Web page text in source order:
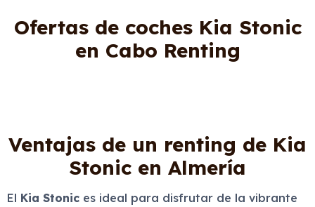
Ofertas de coches Kia Stonic
en Cabo Renting
Ventajas de un renting de Kia
Stonic en Almería
El Kia Stonic es ideal para disfrutar de la vibrante